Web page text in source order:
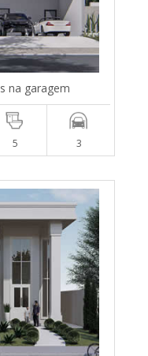
na garagem
5 3